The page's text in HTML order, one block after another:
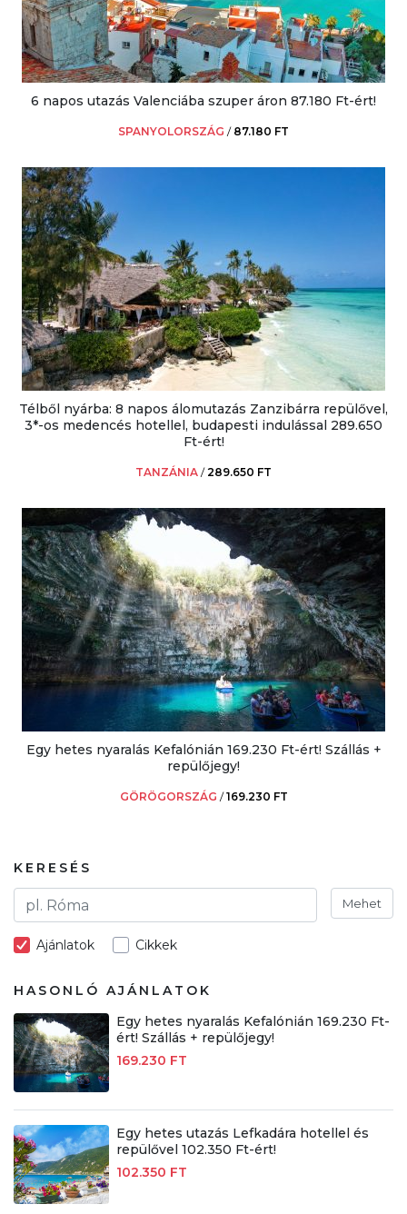
6 napos utazás Valenciába szuper áron 87.180 Ft-ért!
SPANYOLORSZÁG / 87.180 FT
Télből nyárba: 8 napos álomutazás Zanzibárra repülővel,
3*-os medencés hotellel, budapesti indulással 289.650
Ft-ért!
TANZÁNIA /289.650 FT
Egy hetes nyaralás Kefalónián 169.230 Ft-ért! Szállás +
repülőjegy!
GÖRÖGORSZÁG /169.230 FT
KERESÉS
Mehet
Ajánlatok Cikkek
HASONLÓ AJÁNLATOK
Egy hetes nyaralás Kefalónián 169.230 Ft-
ért! Szállás + repülőjegy!
169.230 FT
Egy hetes utazás Lefkadára hotellel és
repülővel 102.350 Ft-ért!
102.350 FT